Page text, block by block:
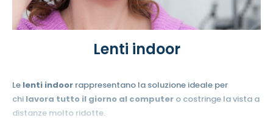
Lenti indoor
Le lenti indoor rappresentano la soluzione ideale per
chi lavora tutto il giorno al computer o costringe la vista a
distanze molto ridotte.